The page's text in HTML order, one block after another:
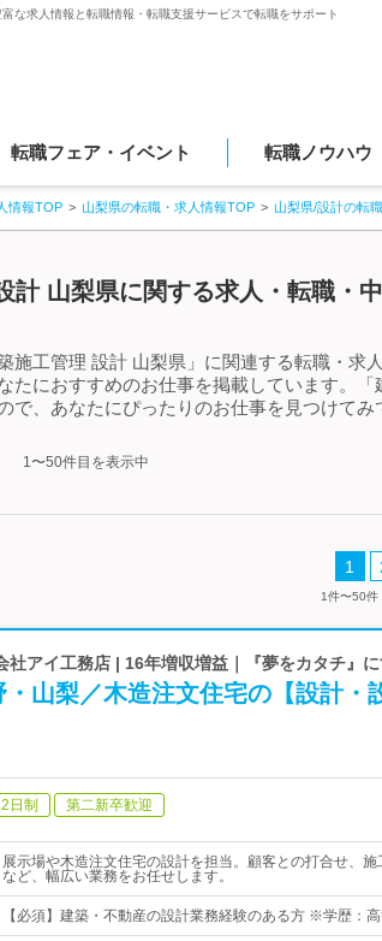
な求人情報と転職情報・転職支援サービスで転職をサポート
転職フェア・イベント 転職ノウハウ
情報TOP 山梨県の転職・求人情報TOP 山梨県/設計の転
計 山梨県に関する求人・転職・
施工管理 設計 山梨県」に関連する転職・
たにおすすめのお仕事を掲載しています。
で、あなたにぴったりのお仕事を見つけてみ
1〜50件目を表示中
1
1件〜50件
社アイ工務店 | 16年増収増益｜『夢をカタチ』に
・山梨／木造注文住宅の【設計
日制 第二新卒歓迎
展示場や木造注文住宅の設計を担当。顧客との打合せ、
など、幅広い業務をお任せします。
【必須】建築・不動産の設計業務経験のある方 ※学歴：